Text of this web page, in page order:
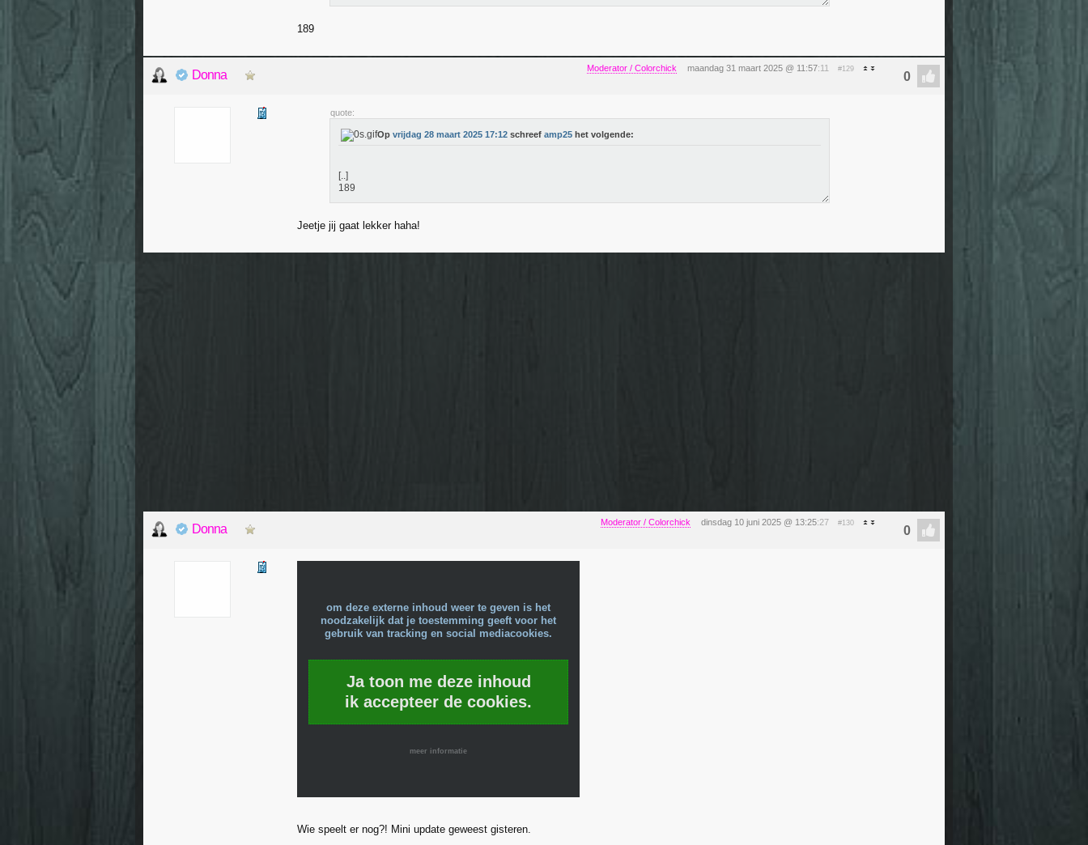
189
Moderator / Colorchick maandag 31 maart 2025 @ 11:57:11 #129
Donna
quote:
Op vrijdag 28 maart 2025 17:12 schreef amp25 het volgende:
[..]
189
Jeetje jij gaat lekker haha!
Moderator / Colorchick dinsdag 10 juni 2025 @ 13:25:27 #130
Donna
om deze externe inhoud weer te geven is het
noodzakelijk dat je toestemming geeft voor het
gebruik van tracking en social mediacookies.
Ja toon me deze inhoud
ik accepteer de cookies.
meer informatie
Wie speelt er nog?! Mini update geweest gisteren.